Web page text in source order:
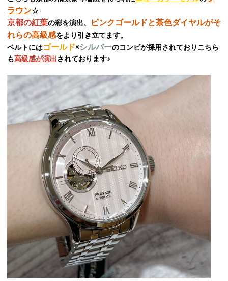
ラウン☆
京都の紅葉の彩を演出、
ピンクゴールドと茶色ダイヤルがそ
れらの高級感をより引き立てます。
ベルトにはゴールド×シルバーのコンビが採用されておりこちら
も高級感が演出されております♪